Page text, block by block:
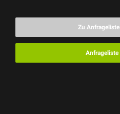
Zu
Anfrageliste